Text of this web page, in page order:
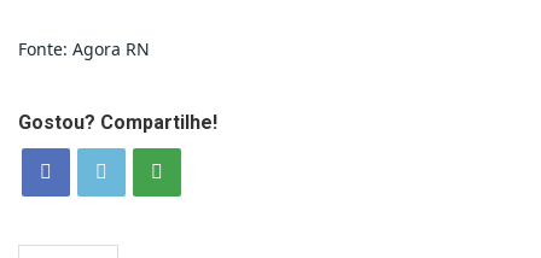
Fonte: Agora RN
Gostou? Compartilhe!